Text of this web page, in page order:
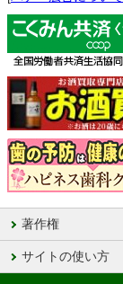
著作権
サイトの使い方